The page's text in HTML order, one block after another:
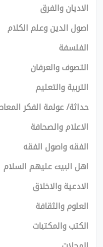
والفرق
وعلم الكلام
والعرفان
والتعليم
الفكر المعاصر
والصحافة
الفقه
عليهم السلام
والاخلاق